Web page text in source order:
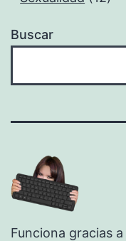
Buscar
Funciona gracias a